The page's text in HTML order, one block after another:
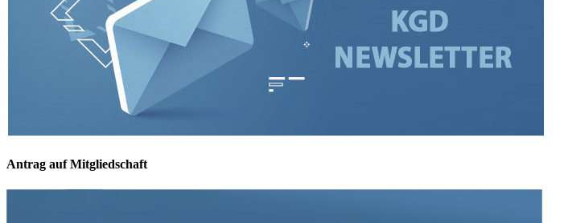
Antrag auf Mitgliedschaft